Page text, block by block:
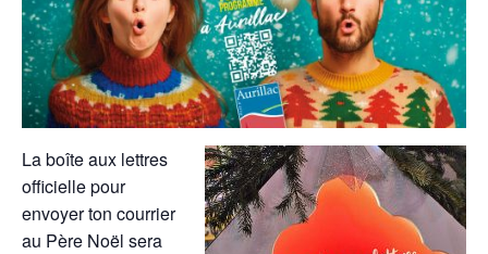
La boîte aux lettres
officielle pour
envoyer ton courrier
au Père Noël sera